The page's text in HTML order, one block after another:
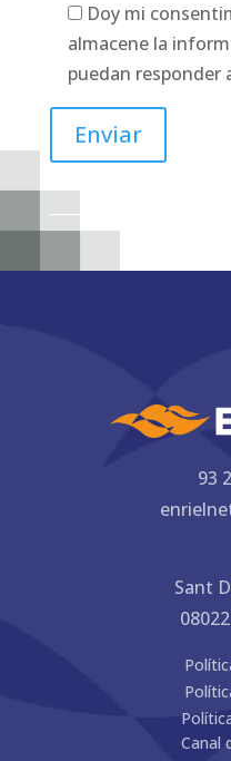
Doy mi
almacene la
puedan responder
Enviar
93
Sant
Canal